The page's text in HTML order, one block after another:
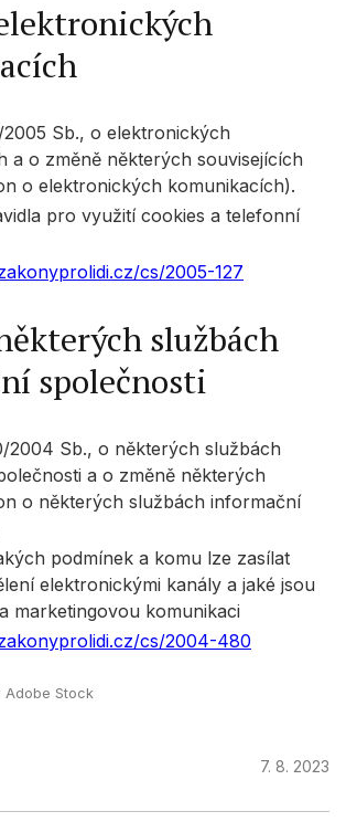
2005 Sb., o elektronických
a o změně některých souvisejících
o elektronických komunikacích).
pro využití cookies a telefonní
cs/2005-127
službách
společnosti
2004 Sb., o některých službách
a o změně některých
o některých službách informační
podmínek a komu lze zasílat
elektronickými kanály a jaké jsou
marketingovou komunikaci
cs/2004-480
Adobe Stock
7. 8. 2023